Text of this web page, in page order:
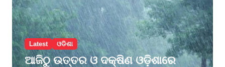
Latest ଓଡିଶା
ଆଜିଠୁ ଉତ୍ତର ଓ ଦକ୍ଷିଣ ଓଡ଼ିଶାରେ